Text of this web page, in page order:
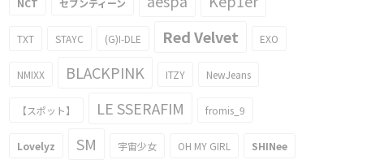
NCT セブンティーン
TXT STAYC (G)I-DLE Red Velvet EXO
NMIXX BLACKPINK ITZY NewJeans
【スポット】 LE SSERAFIM fromis_9
Lovelyz SM 宇宙少女 OH MY GIRL SHINee